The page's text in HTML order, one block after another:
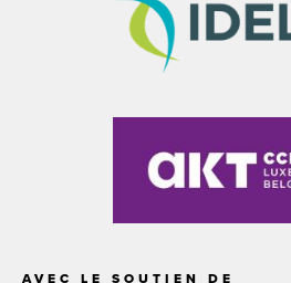
AVEC LE SOUTIEN DE